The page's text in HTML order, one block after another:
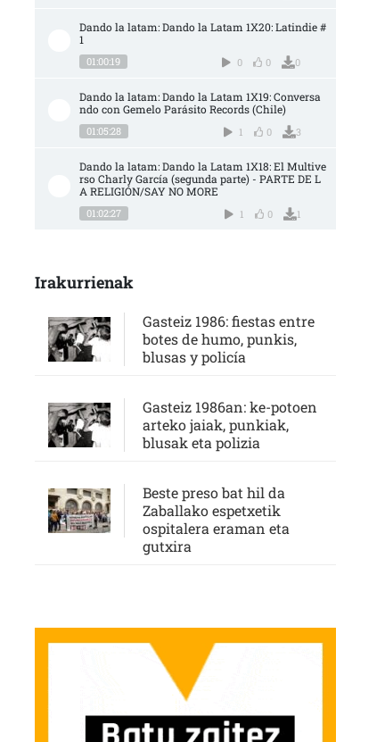
Dando la latam: Dando la Latam 1X20: Latindie #
1
01:00:19 0 0 0
Dando la latam: Dando la Latam 1X19: Conversa
ndo con Gemelo Parásito Records (Chile)
01:05:28 1 0 3
Dando la latam: Dando la Latam 1X18: El Multive
rso Charly García (segunda parte) - PARTE DE L
A RELIGIÓN/SAY NO MORE
01:02:27 1 0 1
Irakurrienak
Gasteiz 1986: fiestas entre
botes de humo, punkis,
blusas y policía
Gasteiz 1986an: ke-potoen
arteko jaiak, punkiak,
blusak eta polizia
Beste preso bat hil da
Zaballako espetxetik
ospitalera eraman eta
gutxira